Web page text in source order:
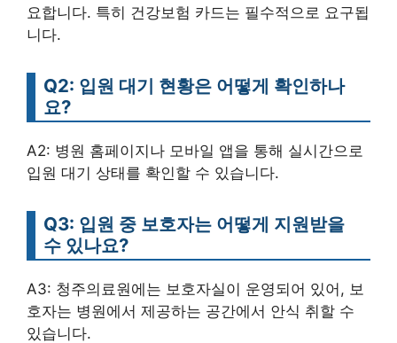
요합니다. 특히 건강보험 카드는 필수적으로 요구됩
니다.
Q2: 입원 대기 현황은 어떻게 확인하나
요?
A2: 병원 홈페이지나 모바일 앱을 통해 실시간으로
입원 대기 상태를 확인할 수 있습니다.
Q3: 입원 중 보호자는 어떻게 지원받을
수 있나요?
A3: 청주의료원에는 보호자실이 운영되어 있어, 보
호자는 병원에서 제공하는 공간에서 안식 취할 수
있습니다.